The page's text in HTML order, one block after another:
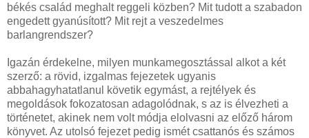
békés család meghalt reggeli közben? Mit tudott a szabadon
engedett gyanúsított? Mit rejt a veszedelmes
barlangrendszer?
Igazán érdekelne, milyen munkamegosztással alkot a két
szerző: a rövid, izgalmas fejezetek ugyanis
abbahagyhatatlanul követik egymást, a rejtélyek és
megoldások fokozatosan adagolódnak, s az is élvezheti a
történetet, akinek nem volt módja elolvasni az előző három
könyvet. Az utolsó fejezet pedig ismét csattanós és számos